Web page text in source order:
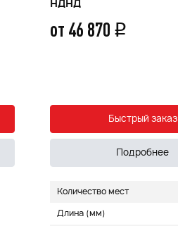
НДНД
от 46 870 q
Быстрый заказ
Подробнее
Количество мест
Длина (мм)